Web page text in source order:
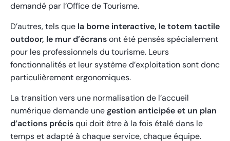
demandé par l’Office de Tourisme.
D’autres, tels que la borne interactive, le totem tactile
outdoor, le mur d’écransont été pensés spécialement
pour les professionnels du tourisme. Leurs
fonctionnalités et leur système d’exploitation sont donc
particulièrement ergonomiques.
La transition vers une normalisation de l’accueil
numérique demande unegestion anticipée et un plan
d’actions précisqui doit être à la fois étalé dans le
temps et adapté à chaque service, chaque équipe.